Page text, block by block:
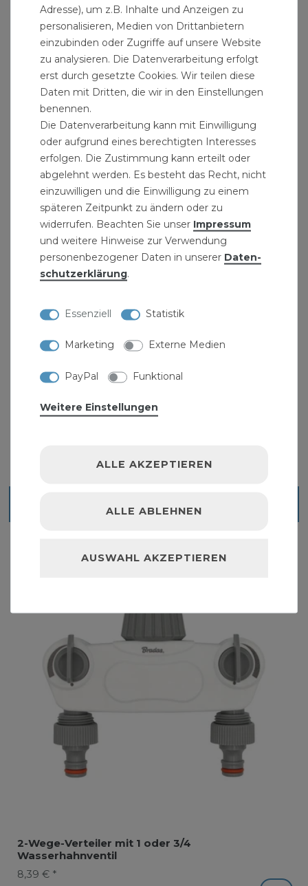
| 1,60 € / Meter
Gartenschlauch Grau 3/4 Zoll 50 m 5-lagig
verstärkt knick und drehfest "Smartflex"
131,90 € *
Meter | 2,64 € / Meter
2-Wege-Verteiler mit 1 oder 3/4
Wasserhahnventil
8,39 € *
Adresse), um z.B. Inhalte und Anzeigen zu
personalisieren, Medien von Drittanbietern
einzubinden oder Zugriffe auf unsere Website
zu analysieren. Die Datenverarbeitung erfolgt
erst durch gesetzte Cookies. Wir teilen diese
Daten mit Dritten, die wir in den Einstellungen
benennen.
Die Datenverarbeitung kann mit Einwilligung
oder aufgrund eines berechtigten Interesses
erfolgen. Die Zustimmung kann erteilt oder
abgelehnt werden. Es besteht das Recht, nicht
einzuwilligen und die Einwilligung zu einem
späteren Zeitpunkt zu ändern oder zu
widerrufen. Beachten Sie unser Impressum
und weitere Hinweise zur Verwendung
personenbezogener Daten in unserer Daten­
schutz­erklärung.
Essenziell Statistik
Marketing Externe Medien
PayPal Funktional
Weitere Einstellungen
ALLE AKZEPTIEREN
ALLE ABLEHNEN
AUSWAHL AKZEPTIEREN